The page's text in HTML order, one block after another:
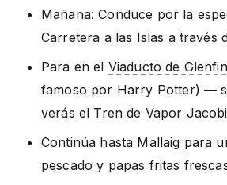
Mañana: Conduce por la
Carretera a las Islas a través
Para en el Viaducto de
famoso por Harry Potter) —
verás el Tren de Vapor
Continúa hasta Mallaig para
pescado y papas fritas